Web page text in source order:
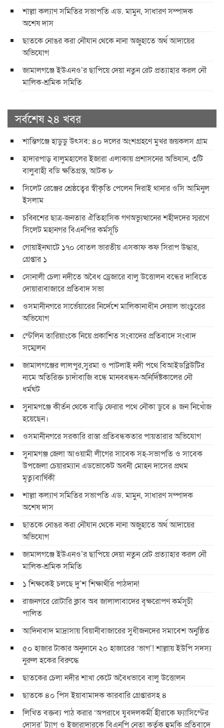
শাল্লা কল্যাণ সমিতির সভাপতি এড. মামুন, সাধারণ সম্পাদক
অশেষ দাস
ছাতকে নোঙর করা নৌযান থেকে নানা অজুহাতে অর্থ আদায়ের
অভিযোগ
জামালগঞ্জে ইউএনও’র ছাপিয়ে দেয়া নতুন রেট প্রত্যাহার করল নৌ
মালিক-শ্রমিক সমিতি
সর্বশেষ ২৪ খবর
শান্তিগঞ্জে হাডুডু উৎসব: ৪০ দলের অংশগ্রহণে মুখর জয়কলস গ্রাম
হাদারপাড় বালুমহালের ইজারা এলাকায় প্রশাসনের অভিযান, ৩টি
বালুবাহী বডি ক্ষতিগ্রস্ত, আটক ৮
সিলেট রেঞ্জের শ্রেষ্ঠত্বের স্বীকৃতি পেলেন দিরাই থানার ওসি আমিনুল
ইসলাম
চব্বিশের ছাত্র-জনতার ঐতিহাসিক গণঅভ্যুত্থানের শহীদদের স্মরণে
সিলেট মহানগর বিএনপির কর্মসূচি
গোয়াইনঘাটে ১৭০ বোতল ভারতীয় এসকাফ কফ সিরাপ উদ্ধার,
গ্রেপ্তার ১
সোনালী চেলা নদীতে অবৈধ ড্রেজারে বালু উত্তোলন বন্ধের দাবিতে
দোয়ারাবাজারে প্রতিবাদ সভা
ওসমানীনগরে সার্ভেয়ারের নির্দেশে মালিকানাধীন দেয়াল ভাংচুরের
অভিযোগ
স্টেলিন তারিয়াংকে নিয়ে প্রকাশিত সংবাদের প্রতিবাদে সংবাদ
সম্মেলন
জামালগঞ্জের লালপুর,সুরমা ও পাটলাই নদী পথে বিআইডব্লিউটির
নামে অতিরিক্ত চাদাঁবাজি বন্ধে মানববন্ধন-অনির্দিষ্টকালের নৌ
ধর্মঘট
সুনামগঞ্জে কীর্তন থেকে বাড়ি ফেরার পথে নৌকা ডুবে ৪ জন নিখোঁজ
হয়েছেন।
ওসমানীনগরে সরকারি রাস্তা প্রতিবন্ধকতার পায়তারার অভিযোগ
সুনামগঞ্জ জেলা আওয়ামী লীগের সাবেক সহ-সভাপতি ও সাবেক
উপজেলা চেয়ারম্যান এডভোকেট অবনী মোহন দাসের প্রথম
মৃত্যুবার্ষিকী
শাল্লা কল্যাণ সমিতির সভাপতি এড. মামুন, সাধারণ সম্পাদক
অশেষ দাস
ছাতকে নোঙর করা নৌযান থেকে নানা অজুহাতে অর্থ আদায়ের
অভিযোগ
জামালগঞ্জে ইউএনও’র ছাপিয়ে দেয়া নতুন রেট প্রত্যাহার করল নৌ
মালিক-শ্রমিক সমিতি
১ শিক্ষকেই চলছে দু’শ শিক্ষার্থীর পাঠদান!
রাজনগরে রোটারি ক্লাব অব জালালাবাদের বৃক্ষরোপণ কর্মসূচী
পালিত
আদিনাবাদ মাদ্রাসায় বিয়ানীবাজারের সুধীজনদের সমাবেশ অনুষ্ঠিত
৫০ হাজার টাকার অনুদানে ২০ হাজারের ‘ভাগ’! শাল্লায় ইউপি সদস্য
নুরুল হকের বিরুদ্ধে
ছাতকের চেলা নদীর শাখা কেটে অবৈধভাবে বালু উত্তোলন
ছাতকে ৪০ পিস ইয়াবামাদক কারবারি গ্রেপ্তারসহ ৪
লিখিত বক্তব্য পাঠ করার ‘অপরাধে যুবদলকর্মী হীরাকে ফ্যাসিস্টের
দোসর’ ট্যাগ ও ইজারাদারকে বিএনপি নেতা কর্তৃক হুমকি প্রতিবাদে